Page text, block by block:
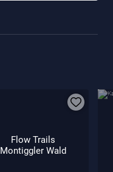
Flow Trails
Montiggler Wald